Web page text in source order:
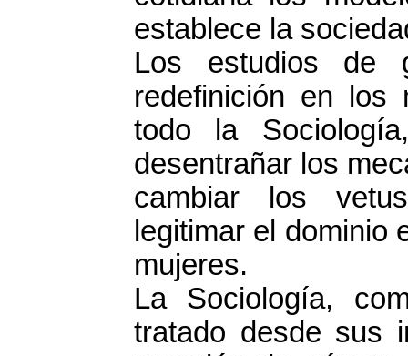
establece la
Los estudios de
redefinición en los
todo la
desentrañar los
cambiar los
legitimar el dominio
mujeres.
La Sociología,
tratado desde sus